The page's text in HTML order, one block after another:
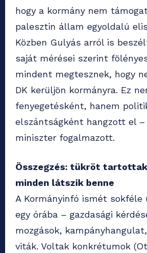
hogy a kormány nem
palesztin állam egyoldalú
Közben Gulyás arról is
saját mérései szerint
mindent megtesznek, hogy
DK kerüljön kormányra. Ez
fenyegetésként, hanem
elszántságként hangzott el –
miniszter fogalmazott.
Összegzés: tükröt tartottak
minden látszik benne
A Kormányinfó ismét sokféle
egy órába – gazdasági
mozgások,
viták. Voltak konkrétumok